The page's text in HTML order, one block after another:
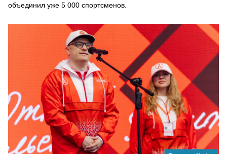
объединил уже 5 000 спортсменов.